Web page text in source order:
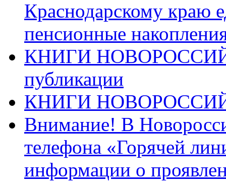
Краснодарскому краю
пенсионные
КНИГИ
публикации
КНИГИ
Внимание! В
телефона «Горячей
информации о